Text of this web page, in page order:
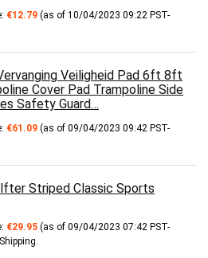
€12.79 (as of 10/04/2023 09:22 PST-
Veiligheid Pad 6ft 8ft
Cover Pad Trampoline Side
Safety Guard…
€61.09 (as of 09/04/2023 09:42 PST-
Striped Classic Sports
€29.95 (as of 09/04/2023 07:42 PST-
.